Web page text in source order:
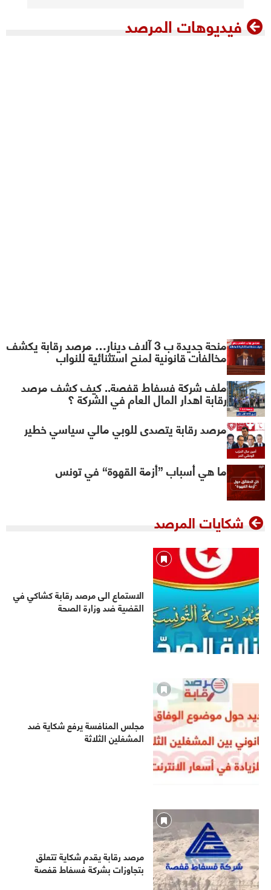
فيديوهات المرصد
منحة جديدة ب 3 آلاف دينار… مرصد رقابة يكشف
مخالفات قانونية لمنح استثنائية للنواب
ملف شركة فسفاط قفصة.. كيف كشف مرصد
رقابة اهدار المال العام في الشركة ؟
مرصد رقابة يتصدى للوبي مالي سياسي خطير
ما هي أسباب ”أزمة القهوة“ في تونس
شكايات المرصد
الاستماع الى مرصد رقابة كشاكي في
القضية ضد وزارة الصحة
مجلس المنافسة يرفع شكاية ضد
المشغلين الثلاثة
مرصد رقابة يقدم شكاية تتعلق
بتجاوزات بشركة فسفاط قفصة